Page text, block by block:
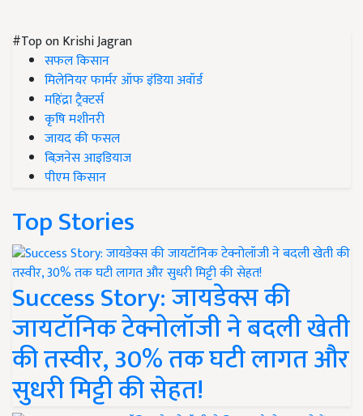
#Top on Krishi Jagran
सफल किसान
मिलेनियर फार्मर ऑफ इंडिया अवॉर्ड
महिंद्रा ट्रैक्टर्स
कृषि मशीनरी
जायद की फसल
बिज़नेस आइडियाज
पीएम किसान
Top Stories
Success Story: जायडेक्स की
जायटॉनिक टेक्नोलॉजी ने बदली खेती
की तस्वीर, 30% तक घटी लागत और
सुधरी मिट्टी की सेहत!